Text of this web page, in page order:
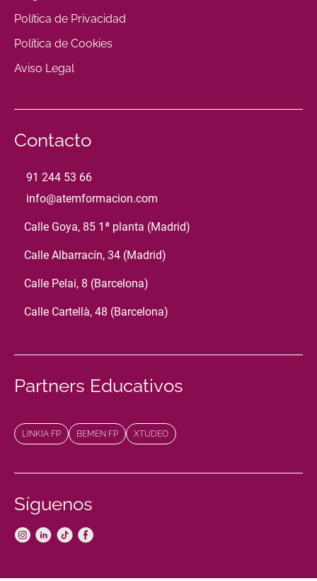
Política de Privacidad
Política de Cookies
Aviso Legal
Contacto
91 244 53 66
info@atemformacion.com
Calle Goya, 85 1ª planta (Madrid)
Calle Albarracín, 34 (Madrid)
Calle Pelai, 8 (Barcelona)
Calle Cartellà, 48 (Barcelona)
Partners Educativos
LINKIA FP BEMEN FP XTUDEO
Síguenos